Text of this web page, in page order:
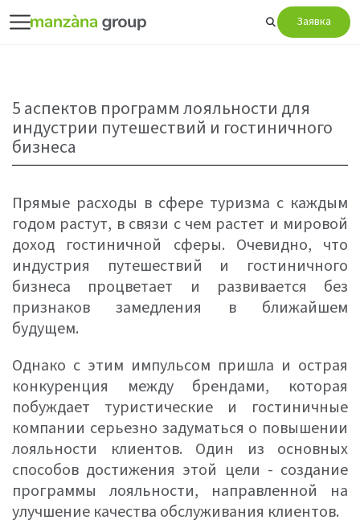
Заявка
5 аспектов программ лояльности для
индустрии путешествий и гостиничного
бизнеса
Прямые расходы в сфере туризма с каждым
годом растут, в связи с чем растет и мировой
доход гостиничной сферы. Очевидно, что
индустрия путешествий и гостиничного
бизнеса процветает и развивается без
признаков замедления в ближайшем
будущем.
Однако с этим импульсом пришла и острая
конкуренция между брендами, которая
побуждает туристические и гостиничные
компании серьезно задуматься о повышении
лояльности клиентов. Один из основных
способов достижения этой цели - создание
программы лояльности, направленной ​​на
улучшение качества обслуживания клиентов.